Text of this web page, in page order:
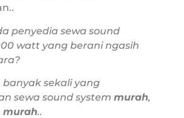
penyedia sewa sound
watt yang berani ngasih
banyak sekali yang
sewa sound system murah,
murah..